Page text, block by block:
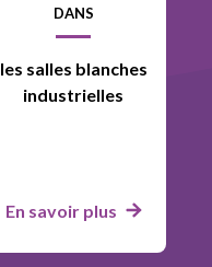
DANS
les salles blanches
industrielles
En savoir plus